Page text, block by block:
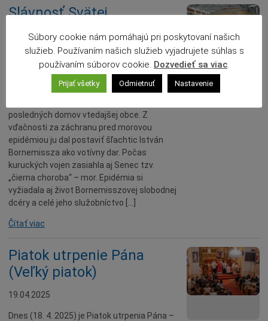
Slávnosť Svätej
Trojice v kaplnke pri
Slnečných jazerách
17.06.2025
Kaplnka Najsvätejšej Trojice bola postavená
posledných domov vtedajšej obce. Z
vďačnosti za záchranu pred morovou
epidémiou ju dal postaviť šľachtic István
Bornemissza ako votívny dar. Počas
kuruckých vojen zasiahla aj Senec tzv.
„čierna choroba“ – mor. Epidémia si
vyžiadala aj život Bornemisszovej slobodnej
dcéry a celé jeho služobníctvo […]
Čítať viac
Piatok utrpenie Pána
(Veľký piatok)
19.04.2025
Dnes (18. 4. 2025) je Piatok utrpenia Pána –
Súbory cookie nám pomáhajú pri poskytovaní našich
služieb. Používaním našich služieb vyjadrujete súhlas s
používaním súborov cookie. Dozvedieť sa viac.
Prijať všetky Odmietnuť Nastavenie